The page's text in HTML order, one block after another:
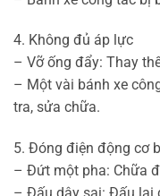
4. Không đủ áp lực
– Vỡ ống đẩy: Thay
– Một vài bánh xe
tra, sửa chữa.
5. Đóng điện động cơ
– Đứt một pha: Chữa